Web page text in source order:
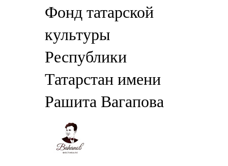
Фонд татарской
культуры
Республики
Татарстан имени
Рашита Вагапова